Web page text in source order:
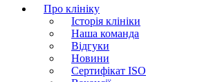
Про клініку
Історія клініки
Наша команда
Вiдгуки
Новини
Сертифікат ISO